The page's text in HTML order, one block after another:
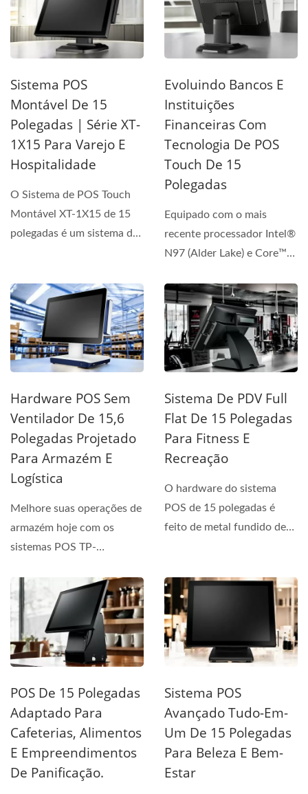
Sistema POS
Montável De 15
Polegadas | Série XT-
1X15 Para Varejo E
Hospitalidade
O Sistema de POS Touch
Montável XT-1X15 de 15
polegadas é um sistema de
Evoluindo Bancos E
Instituições
Financeiras Com
Tecnologia De POS
Touch De 15
Polegadas
Equipado com o mais
recente processador Intel®
N97 (Alder Lake) e Core™
Hardware POS Sem
Ventilador De 15,6
Polegadas Projetado
Para Armazém E
Logística
Melhore suas operações de
armazém hoje com os
sistemas POS TP-
alto...
Sistema De PDV Full
Flat De 15 Polegadas
Para Fitness E
Recreação
O hardware do sistema
POS de 15 polegadas é
feito de metal fundido de
POS De 15 Polegadas
Adaptado Para
Cafeterias, Alimentos
E Empreendimentos
De Panificação.
Sistema POS
Avançado Tudo-Em-
Um De 15 Polegadas
Para Beleza E Bem-
Estar